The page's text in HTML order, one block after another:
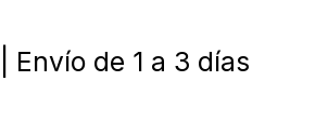
Envío de 1 a 3 días